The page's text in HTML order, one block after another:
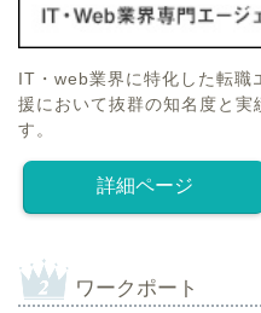
IT・web業界に特化した転
援において抜群の知名度と
す。
詳細ページ
ワークポート